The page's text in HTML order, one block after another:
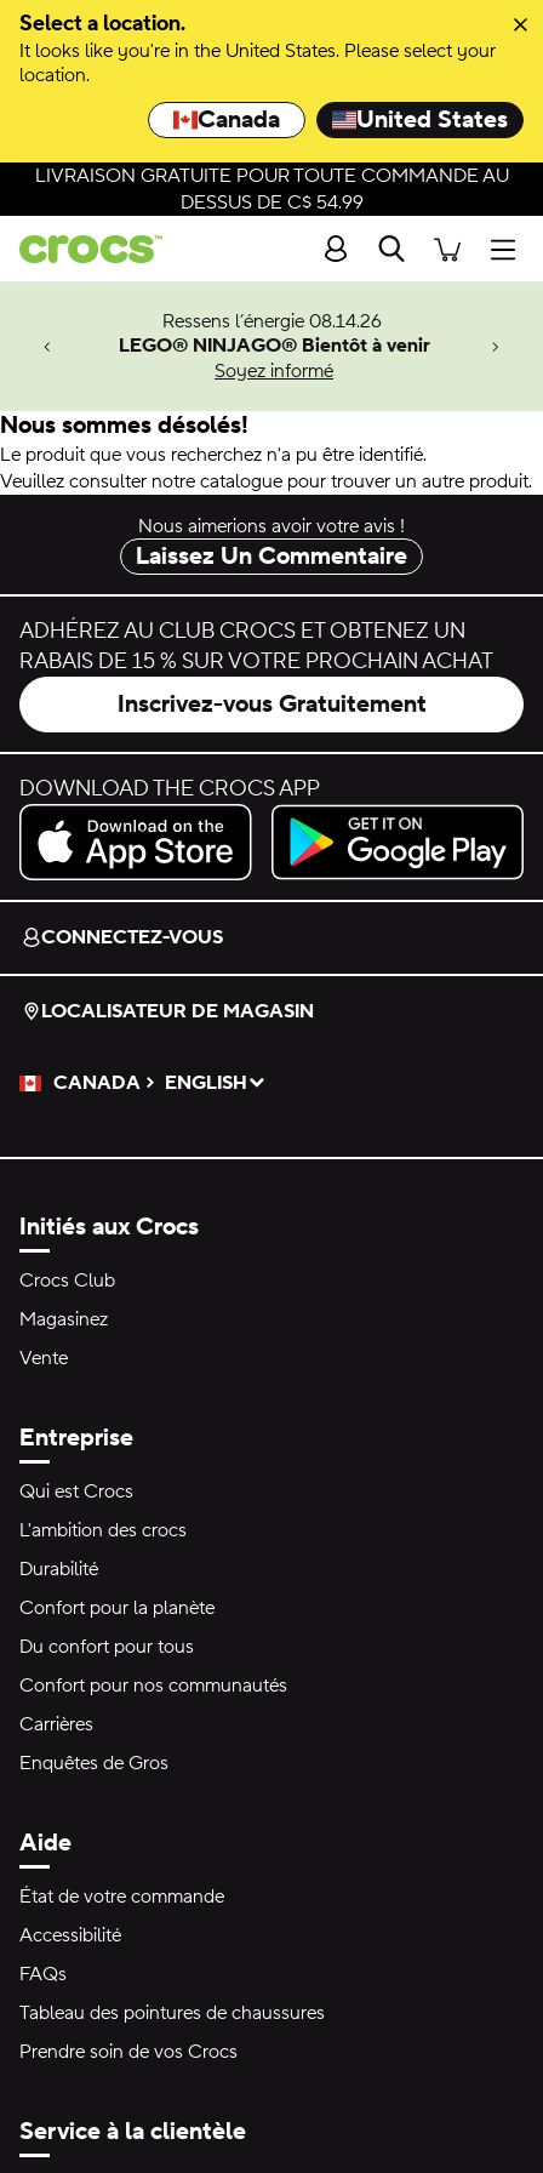
Select a location.
It looks like you're in the United States. Please select your
location.
Canada United States
LIVRAISON GRATUITE POUR TOUTE COMMANDE AU
DESSUS DE C$ 54.99
Recherche
Ressens l’énergie 08.14.26
LEGO® NINJAGO® Bientôt à venir
Soyez informé
Man.
Nous sommes désolés!
Le produit que vous recherchez n'a pu être identifié.
Veuillez consulter notre catalogue pour trouver un autre produit.
Nous aimerions avoir votre avis !
Laissez Un Commentaire
ADHÉREZ AU CLUB CROCS ET OBTENEZ UN
RABAIS DE 15 % SUR VOTRE PROCHAIN ACHAT
Inscrivez-vous Gratuitement
DOWNLOAD THE CROCS APP
Download on the App Store.
Get it on Google Play.
CONNECTEZ-VOUS
LOCALISATEUR DE MAGASIN
CANADA
Veuillez sélectionner une langue
ENGLISH
Sélectionné
Initiés aux Crocs
Crocs Club
Magasinez
Vente
Entreprise
Qui est Crocs
L'ambition des crocs
Durabilité
Confort pour la planète
Du confort pour tous
Confort pour nos communautés
Carrières
Enquêtes de Gros
Aide
État de votre commande
Accessibilité
FAQs
Tableau des pointures de chaussures
Prendre soin de vos Crocs
Service à la clientèle